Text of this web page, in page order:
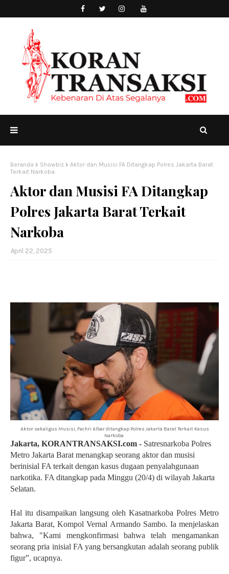
Beranda Showbiz
Aktor dan Musisi FA Ditangkap Polres Jakarta Barat
Terkait Narkoba
Aktor dan Musisi FA Ditangkap
Polres Jakarta Barat Terkait
Narkoba
April 22, 2025
Aktor sekaligus Musisi, Fachri Albar ditangkap Polres Jakarta Barat Terkait Kasus
Narkoba
Jakarta, KORANTRANSAKSI.com - Satresnarkoba Polres
Metro Jakarta Barat menangkap seorang aktor dan musisi
berinisial FA terkait dengan kasus dugaan penyalahgunaan
narkotika. FA ditangkap pada Minggu (20/4) di wilayah Jakarta
Selatan.
Hal itu disampaikan langsung oleh Kasatnarkoba Polres Metro
Jakarta Barat, Kompol Vernal Armando Sambo. Ia menjelaskan
bahwa, "Kami mengkonfirmasi bahwa telah mengamankan
seorang pria inisial FA yang bersangkutan adalah seorang publik
figur”, ucapnya.